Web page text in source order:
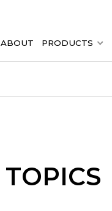
ABOUT PRODUCTS
TOPICS